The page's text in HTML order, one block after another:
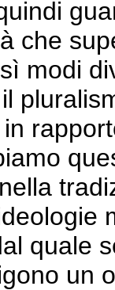
che
modi
quale
un